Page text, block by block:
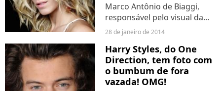
Marco Antônio de Biaggi,
responsável pelo visual da
atriz, revela que a cor dos
fios é o ice platina.
28 de janeiro de 2014
Harry Styles, do One
Direction, tem foto com
o bumbum de fora
vazada! OMG!